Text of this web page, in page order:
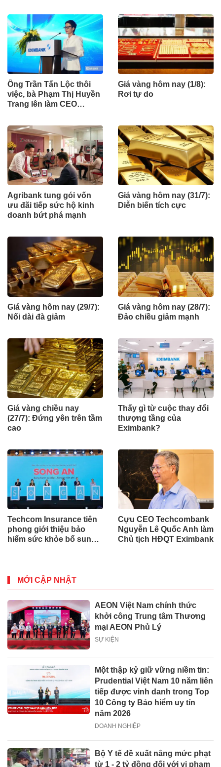
Ông Trần Tấn Lộc thôi
việc, bà Phạm Thị Huyền
Trang lên làm CEO
Giá vàng hôm nay (1/8):
Rơi tự do
Agribank tung gói vốn
ưu đãi tiếp sức hộ kinh
doanh bứt phá mạnh
Giá vàng hôm nay (31/7):
Diễn biến tích cực
Giá vàng hôm nay (29/7):
Nối dài đà giảm
Giá vàng hôm nay (28/7):
Đảo chiều giảm mạnh
Giá vàng chiều nay
(27/7): Đứng yên trên tầm
cao
Thấy gì từ cuộc thay đổi
thượng tầng của
Eximbank?
Techcom Insurance tiên
phong giới thiệu bảo
hiểm sức khỏe bổ sung
Cựu CEO Techcombank
Nguyễn Lê Quốc Anh làm
Chủ tịch HĐQT Eximbank
MỚI CẬP NHẬT
AEON Việt Nam chính thức
khởi công Trung tâm Thương
mại AEON Phủ Lý
SỰ KIỆN
Một thập kỷ giữ vững niềm tin:
Prudential Việt Nam 10 năm liên
tiếp được vinh danh trong Top
10 Công ty Bảo hiểm uy tín
năm 2026
DOANH NGHIỆP
Bộ Y tế đề xuất nâng mức phạt
từ 1 - 2 tỷ đồng đối với vi phạm